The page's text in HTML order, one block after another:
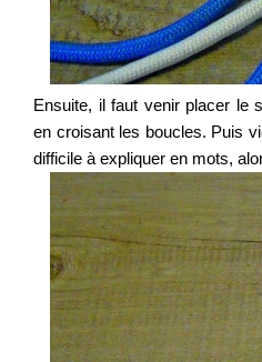
Ensuite, il faut venir placer le
en croisant les boucles. Puis
difficile à expliquer en mots,